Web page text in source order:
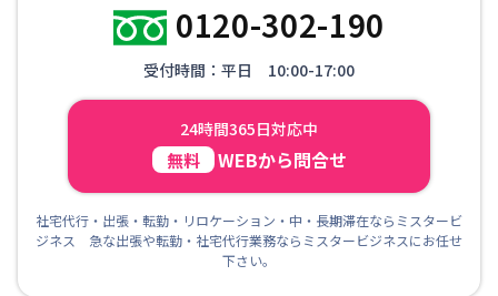
0120-302-190
受付時間：平日 10:00-17:00
24時間365日対応中
無料 WEBから問合せ
社宅代行・出張・転勤・リロケーション・中・長期滞在ならミスタービ
ジネス 急な出張や転勤・社宅代行業務ならミスタービジネスにお任せ
下さい。